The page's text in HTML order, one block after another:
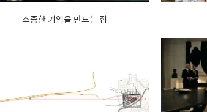
소중한 기억을 만드는 집